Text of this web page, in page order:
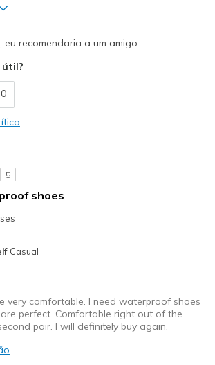
Feels true to width
Feels true to size
eu recomendaria a um amigo
útil?
0
5
shoes
Casual
very comfortable. I need waterproof shoes
perfect. Comfortable right out of the
pair. I will definitely buy again.